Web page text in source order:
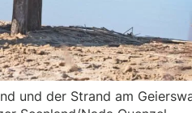
und der Strand am